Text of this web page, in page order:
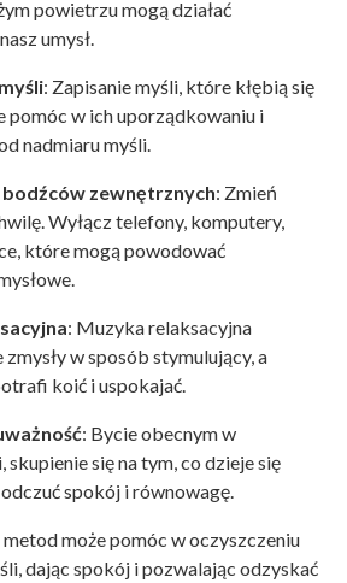
powietrzu mogą działać
umysł.
: Zapisanie myśli, które kłębią się
pomóc w ich uporządkowaniu i
nadmiaru myśli.
zewnętrznych: Zmień
Wyłącz telefony, komputery,
które mogą powodować
: Muzyka relaksacyjna
w sposób stymulujący, a
koić i uspokajać.
: Bycie obecnym w
skupienie się na tym, co dzieje się
spokój i równowagę.
może pomóc w oczyszczeniu
dając spokój i pozwalając odzyskać